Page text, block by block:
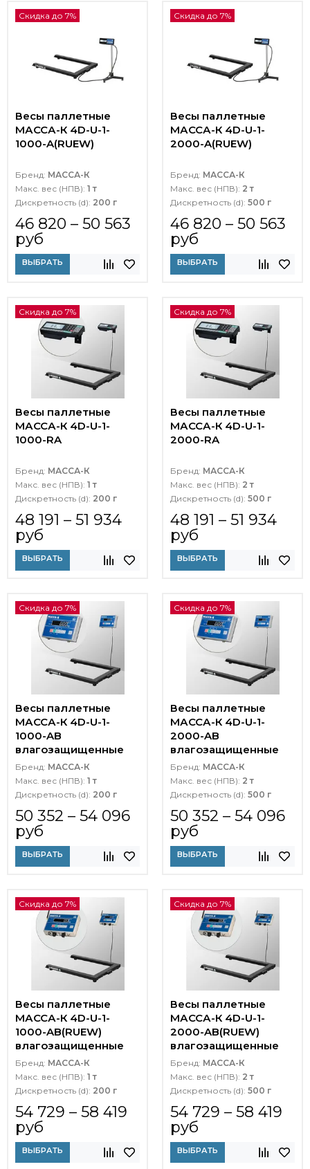
Скидка до 7%
Весы паллетные
МАССА-К 4D-U-1-
1000-A(RUEW)
Бренд: МАССА-К
Макс. вес (НПВ): 1 т
Дискретность (d): 200 г
46 820 – 50 563
руб
ВЫБРАТЬ
Скидка до 7%
Весы паллетные
МАССА-К 4D-U-1-
2000-A(RUEW)
Бренд: МАССА-К
Макс. вес (НПВ): 2 т
Дискретность (d): 500 г
46 820 – 50 563
руб
ВЫБРАТЬ
Скидка до 7%
Весы паллетные
МАССА-К 4D-U-1-
1000-RA
Бренд: МАССА-К
Макс. вес (НПВ): 1 т
Дискретность (d): 200 г
48 191 – 51 934
руб
ВЫБРАТЬ
Скидка до 7%
Весы паллетные
МАССА-К 4D-U-1-
2000-RA
Бренд: МАССА-К
Макс. вес (НПВ): 2 т
Дискретность (d): 500 г
48 191 – 51 934
руб
ВЫБРАТЬ
Скидка до 7%
Весы паллетные
МАССА-К 4D-U-1-
1000-AB
влагозащищенные
Бренд: МАССА-К
Макс. вес (НПВ): 1 т
Дискретность (d): 200 г
50 352 – 54 096
руб
ВЫБРАТЬ
Скидка до 7%
Весы паллетные
МАССА-К 4D-U-1-
2000-AB
влагозащищенные
Бренд: МАССА-К
Макс. вес (НПВ): 2 т
Дискретность (d): 500 г
50 352 – 54 096
руб
ВЫБРАТЬ
Скидка до 7%
Весы паллетные
МАССА-К 4D-U-1-
1000-AB(RUEW)
влагозащищенные
Бренд: МАССА-К
Макс. вес (НПВ): 1 т
Дискретность (d): 200 г
54 729 – 58 419
руб
ВЫБРАТЬ
Скидка до 7%
Весы паллетные
МАССА-К 4D-U-1-
2000-AB(RUEW)
влагозащищенные
Бренд: МАССА-К
Макс. вес (НПВ): 2 т
Дискретность (d): 500 г
54 729 – 58 419
руб
ВЫБРАТЬ